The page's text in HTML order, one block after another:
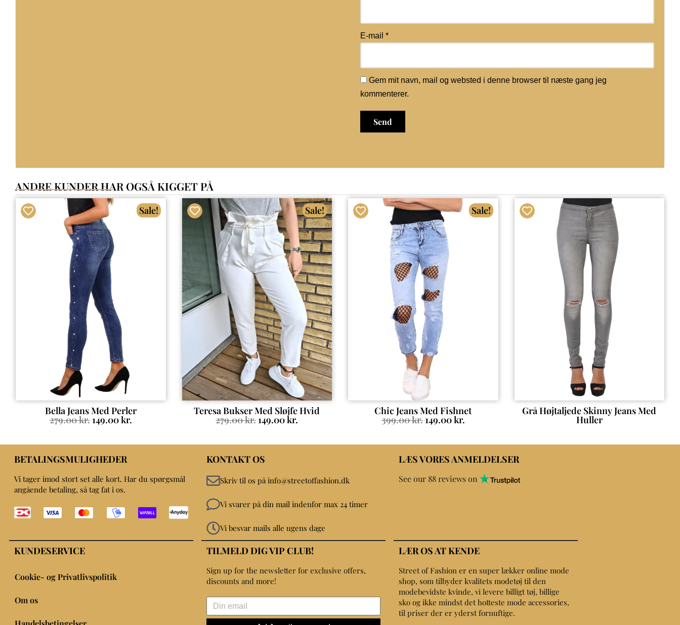
E-mail *
Gem mit navn, mail og websted i denne browser til næste gang jeg
kommenterer.
ANDRE KUNDER HAR OGSÅ KIGGET PÅ
Sale!
Bella Jeans Med Perler
279.00kr.149.00kr.
Sale!
Teresa Bukser Med Sløjfe Hvid
279.00kr.149.00kr.
Sale!
Chic Jeans Med Fishnet
399.00kr.149.00kr.
Grå Højtaljede Skinny Jeans Med
Huller
BETALINGSMULIGHEDER
Vi tager imod stort set alle kort. Har du spørgsmål
angående betaling, så tag fat i os.
KONTAKT OS
Skriv til os på info@streetoffashion.dk
Vi svarer på din mail indenfor max 24 timer
Vi besvar mails alle ugens dage
LÆS VORES ANMELDELSER
See our 88 reviews on
KUNDESERVICE
Cookie- og Privatlivspolitik
Om os
TILMELD DIG VIP CLUB!
Sign up for the newsletter for exclusive offers,
discounts and more!
LÆR OS AT KENDE
Street of Fashion er en super lækker online mode
shop, som tilbyder kvalitets modetøj til den
modebevidste kvinde, vi levere billigt tøj, billige
sko og ikke mindst det hotteste mode accessories,
til priser der er yderst fornuftige.